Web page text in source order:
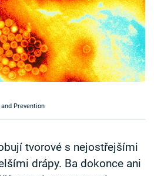
Prevention
tvorové s nejostřejšími
drápy. Ba dokonce ani